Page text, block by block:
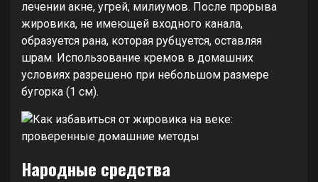
лечении акне, угрей, милиумов. После прорыва
жировика, не имеющей входного канала,
образуется рана, которая рубцуется, оставляя
шрам. Использование кремов в домашних
условиях разрешено при небольшом размере
бугорка (1 см).
Народные средства